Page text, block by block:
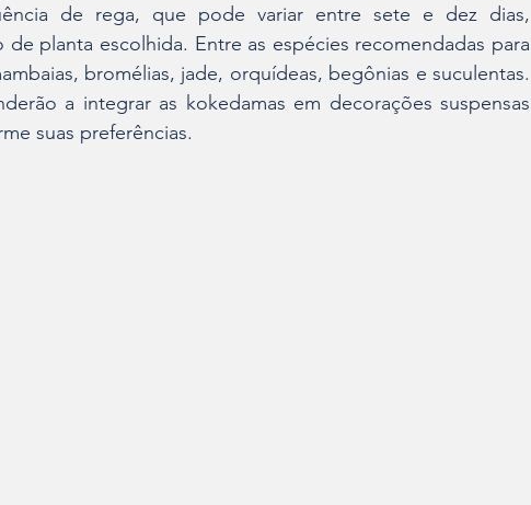
de rega, que pode variar entre sete e dez dias,
planta escolhida. Entre as espécies recomendadas para
bromélias, jade, orquídeas, begônias e suculentas.
a integrar as kokedamas em decorações suspensas
suas preferências.